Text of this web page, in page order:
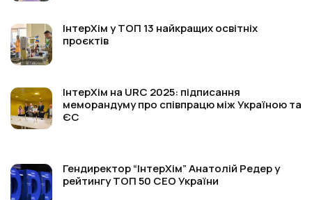
ІнтерХім у ТОП 13 найкращих освітніх
проєктів
ІнтерХім на URC 2025: підписання
меморандуму про співпрацю між Україною та
ЄС
Гендиректор “ІнтерХім” Анатолій Редер у
рейтингу ТОП 50 СЕО України